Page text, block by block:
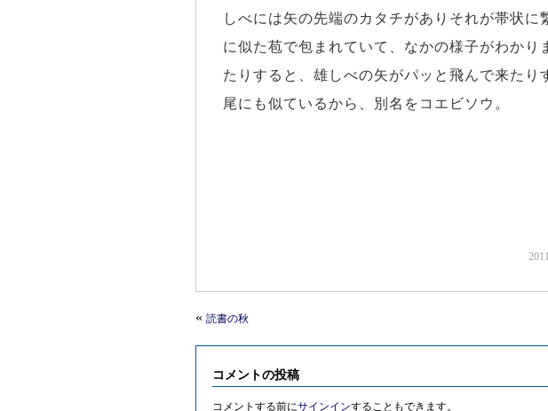
しべには矢の先端のカタチがありそれが帯状に
に似た苞で包まれていて、なかの様子がわかり
たりすると、雄しべの矢がパッと飛んで来たり
尾にも似ているから、別名をコエビソウ。
« 読書の秋
コメントの投稿
コメントする前にサインインすることもできます。